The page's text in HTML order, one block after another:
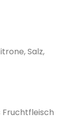
Salz,
Fruchtfleisch